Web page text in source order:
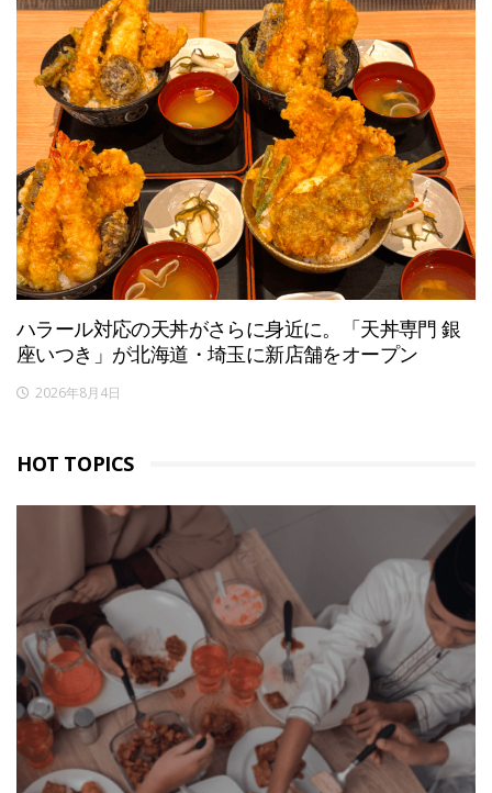
ハラール対応の天丼がさらに身近に。「天丼専門 銀
座いつき」が北海道・埼玉に新店舗をオープン
2026年8月4日
HOT TOPICS